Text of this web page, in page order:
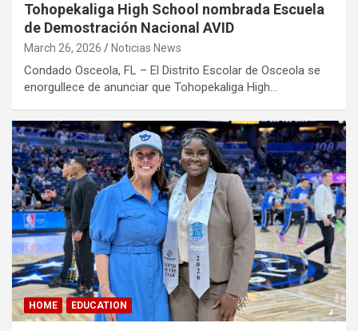
Tohopekaliga High School nombrada Escuela
de Demostración Nacional AVID
March 26, 2026 Noticias News
Condado Osceola, FL – El Distrito Escolar de Osceola se
enorgullece de anunciar que Tohopekaliga High…
HOME EDUCATION